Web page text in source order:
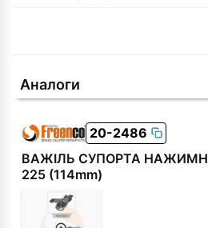
Аналоги
20-2486
ВАЖІЛЬ СУПОРТА
225 (114mm)